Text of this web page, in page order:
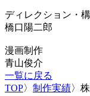
ディレクション・
橋口陽二郎
漫画制作
青山俊介
一覧に戻る
TOP〉 制作実績〉